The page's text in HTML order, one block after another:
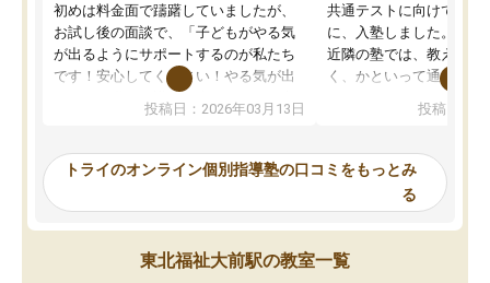
初めは料金面で躊躇していましたが、
お試し後の面談で、「子どもがやる気
が出るようにサポートするのが私たち
です！安心してください！やる気が出
ないのは私たち講師の責任です」と言
ってくださり、確かに！と考えて、思
ったんですが、学生の先生から学ぶこ
み、徐々に成績が上がったらいいなと
思っていました。何が今足りないのか
を的確に指導いただき、子どももびっ
くりするほど楽しんでやる気を持って
投稿日：2026年03月13日
共通テストに向けての追
に、入塾しました。田舎
近隣の塾では、教えても
く、かといって通うには
可能なので本当に助か
らないところをピンポイ
頂いて、とてもわかり
していました。一生を
スト、多少お金がかかっ
思い切って入塾してよか
投稿日：
トライのオンライン個別指導塾の口コミをもっとみ
る
東北福祉大前駅の教室一覧